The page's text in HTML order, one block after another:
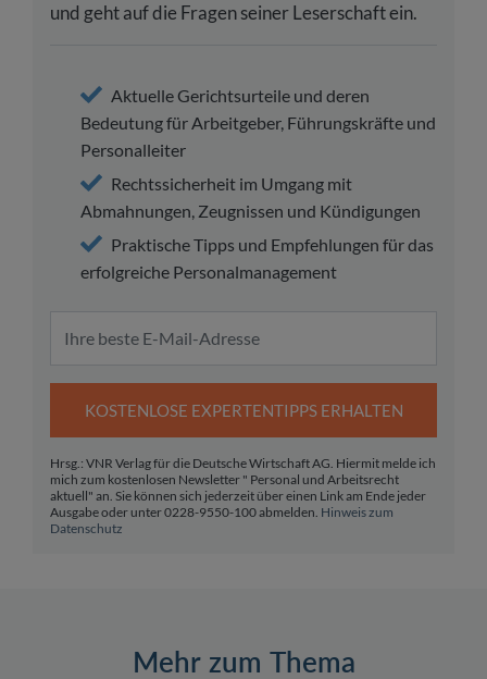
und geht auf die Fragen seiner Leserschaft ein.
Aktuelle Gerichtsurteile und deren
Bedeutung für Arbeitgeber, Führungskräfte und
Personalleiter
Rechtssicherheit im Umgang mit
Abmahnungen, Zeugnissen und Kündigungen
Praktische Tipps und Empfehlungen für das
erfolgreiche Personalmanagement
KOSTENLOSE EXPERTENTIPPS ERHALTEN
Hrsg.: VNR Verlag für die Deutsche Wirtschaft AG. Hiermit melde ich
mich zum kostenlosen Newsletter " Personal und Arbeitsrecht
aktuell" an. Sie können sich jederzeit über einen Link am Ende jeder
Ausgabe oder unter 0228-9550-100 abmelden. Hinweis zum
Datenschutz
Mehr zum Thema